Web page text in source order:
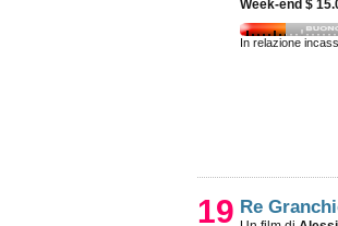
Week-end $
In relazione
19 Re